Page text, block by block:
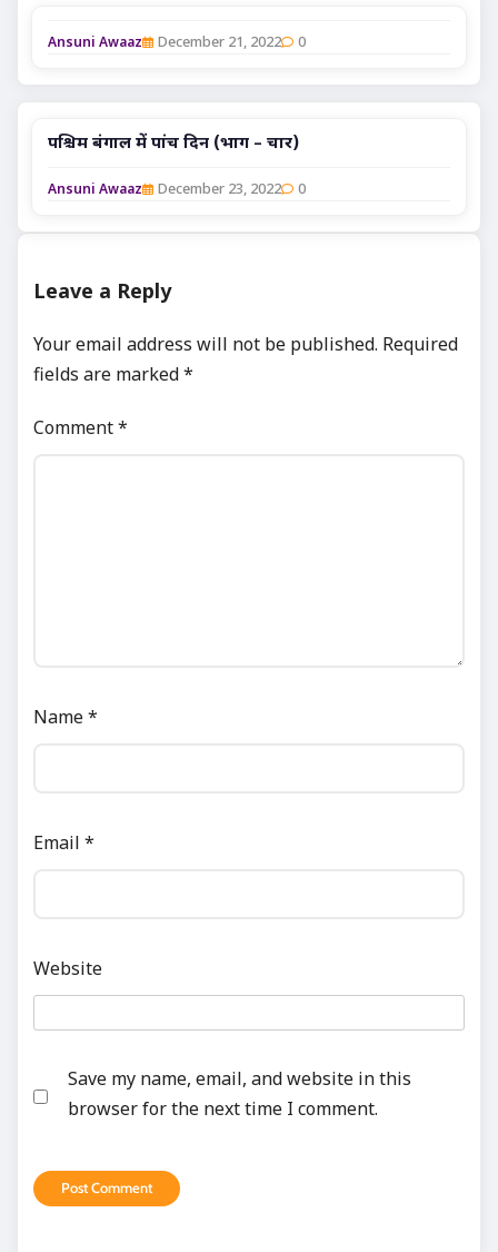
Ansuni Awaaz December 21, 2022 0
पश्चिम बंगाल में पांच दिन (भाग – चार)
Ansuni Awaaz December 23, 2022 0
Leave a Reply
Your email address will not be published. Required
fields are marked*
Comment*
Name*
Email *
Website
Save my name, email, and website in this
browser for the next time I comment.